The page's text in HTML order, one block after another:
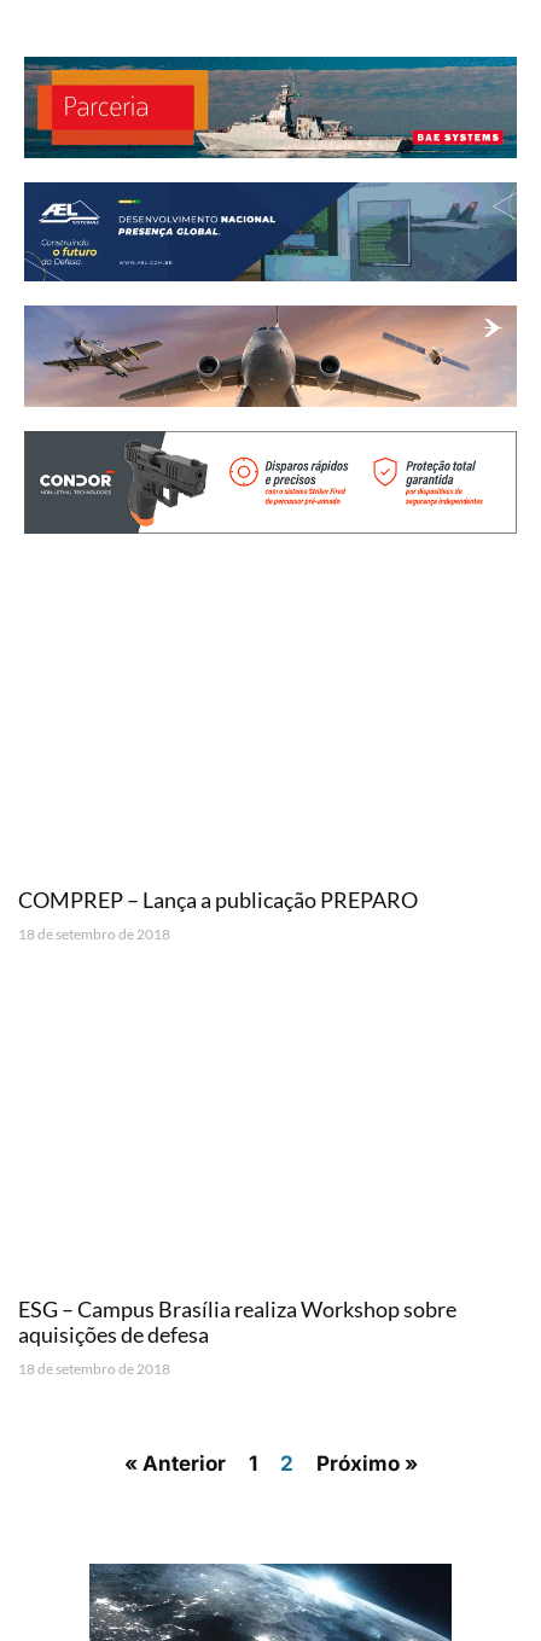
COMPREP – Lança a publicação PREPARO
18 de setembro de 2018
ESG – Campus Brasília realiza Workshop sobre
aquisições de defesa
18 de setembro de 2018
« Anterior 1 2 Próximo »